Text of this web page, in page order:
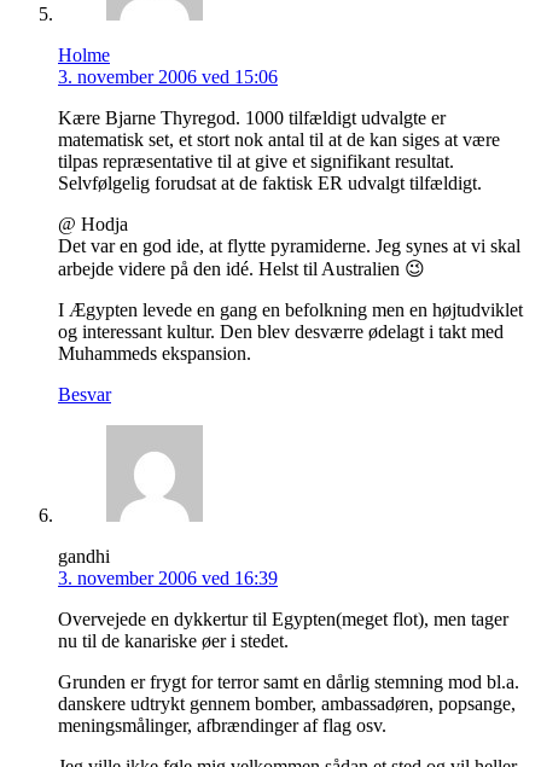
Holme
3. november 2006 ved 15:06
Kære Bjarne Thyregod. 1000 tilfældigt udvalgte er
matematisk set, et stort nok antal til at de kan siges at være
tilpas repræsentative til at give et signifikant resultat.
Selvfølgelig forudsat at de faktisk ER udvalgt tilfældigt.
@ Hodja
Det var en god ide, at flytte pyramiderne. Jeg synes at vi skal
arbejde videre på den idé. Helst til Australien 😉
I Ægypten levede en gang en befolkning men en højtudviklet
og interessant kultur. Den blev desværre ødelagt i takt med
Muhammeds ekspansion.
Besvar
gandhi
3. november 2006 ved 16:39
Overvejede en dykkertur til Egypten(meget flot), men tager
nu til de kanariske øer i stedet.
Grunden er frygt for terror samt en dårlig stemning mod bl.a.
danskere udtrykt gennem bomber, ambassadøren, popsange,
meningsmålinger, afbrændinger af flag osv.